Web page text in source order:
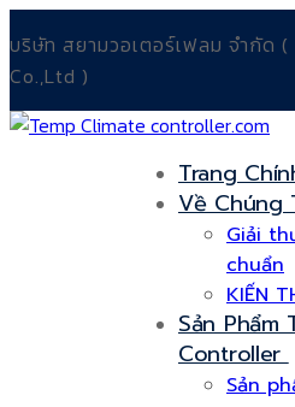
đến
nội
dung
บริษัท สยามวอเตอร์เฟลม จำกัด
Co.,Ltd )
Trang
Về Chúng
Giải
chuẩn
KIẾN
Sản Phẩm
Controller
Sản